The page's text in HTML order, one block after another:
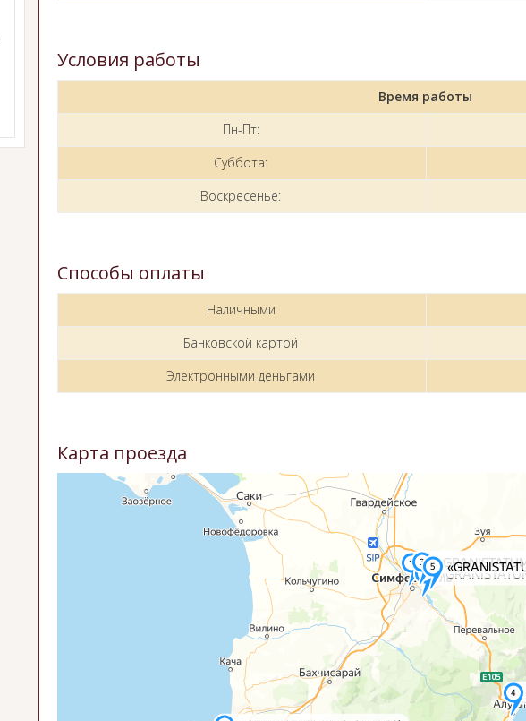
Условия работы
Время работы
Пн-Пт:
Суббота:
Воскресенье:
Способы оплаты
Наличными
Банковской картой
Электронными деньгами
Карта проезда